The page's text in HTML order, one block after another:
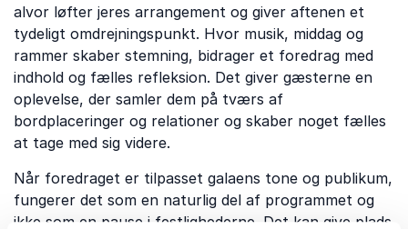
alvor løfter jeres arrangement og giver aftenen et
tydeligt omdrejningspunkt. Hvor musik, middag og
rammer skaber stemning, bidrager et foredrag med
indhold og fælles refleksion. Det giver gæsterne en
oplevelse, der samler dem på tværs af
bordplaceringer og relationer og skaber noget fælles
at tage med sig videre.
Når foredraget er tilpasset galaens tone og publikum,
fungerer det som en naturlig del af programmet og
ikke som en pause i festlighederne. Det kan give plads